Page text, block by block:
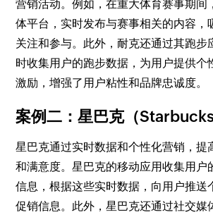
营销活动。例如，在重大体育赛事期间
体平台，实时发布与赛事相关的内容，
关注和参与。此外，耐克还通过其跑步
时收集用户的跑步数据，为用户提供个
激励，增强了用户粘性和品牌忠诚度。
案例二：星巴克（Starbucks
星巴克通过实时数据和个性化营销，提
和满意度。星巴克的移动应用收集用户
信息，根据这些实时数据，向用户推送
促销信息。此外，星巴克还通过社交媒